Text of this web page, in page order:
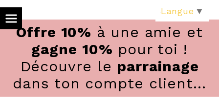
Offre 10% à une amie et
gagne 10% pour toi !
Découvre le parrainage
dans ton compte client...
Langue ▼